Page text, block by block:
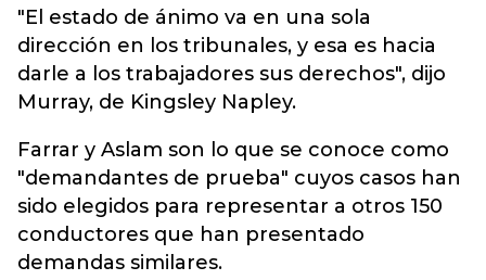
"El estado de ánimo va en una sola
dirección en los tribunales, y esa es hacia
darle a los trabajadores sus derechos", dijo
Murray, de Kingsley Napley.
Farrar y Aslam son lo que se conoce como
"demandantes de prueba" cuyos casos han
sido elegidos para representar a otros 150
conductores que han presentado
demandas similares.